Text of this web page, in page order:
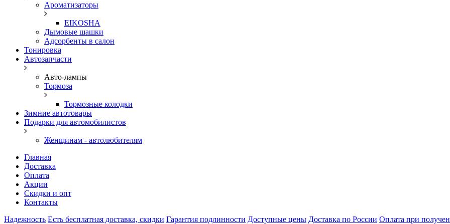
Ароматизаторы
EIKOSHA
Дымовые шашки
Адсорбенты в салон
Тонировка
Автозапчасти
Авто-лампы
Тормоза
Тормозные колодки
Зимние автотовары
Подарки для автомобилистов
Женщинам - автолюбителям
Главная
Доставка
Оплата
Акции
Скидки и опт
Контакты
Надежность Есть бесплатная доставка, скидки Гарантия подлинности Доступные цены Доставка по России Оплата при